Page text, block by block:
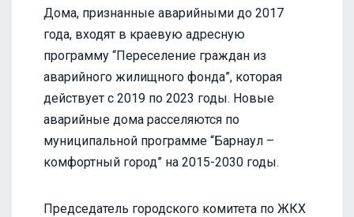
Дома, признанные аварийными до 2017
года, входят в краевую адресную
программу “Переселение граждан из
аварийного жилищного фонда”, которая
действует с 2019 по 2023 годы. Новые
аварийные дома расселяются по
муниципальной программе “Барнаул –
комфортный город” на 2015-2030 годы.
Председатель городского комитета по ЖКХ